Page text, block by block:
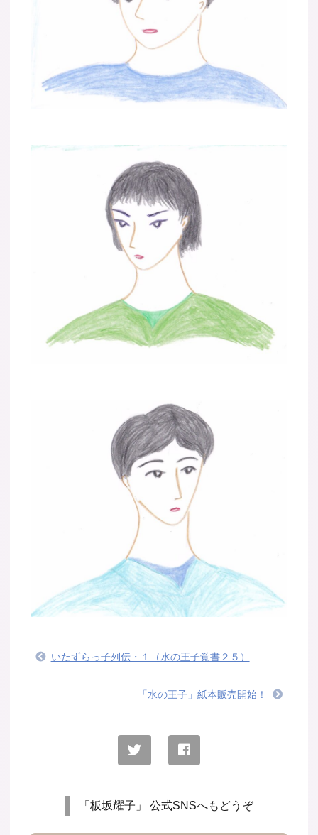
いたずらっ子列伝・１（水の王子覚書２５）
「水の王子」紙本販売開始！
「板坂耀子」 公式SNSへもどうぞ